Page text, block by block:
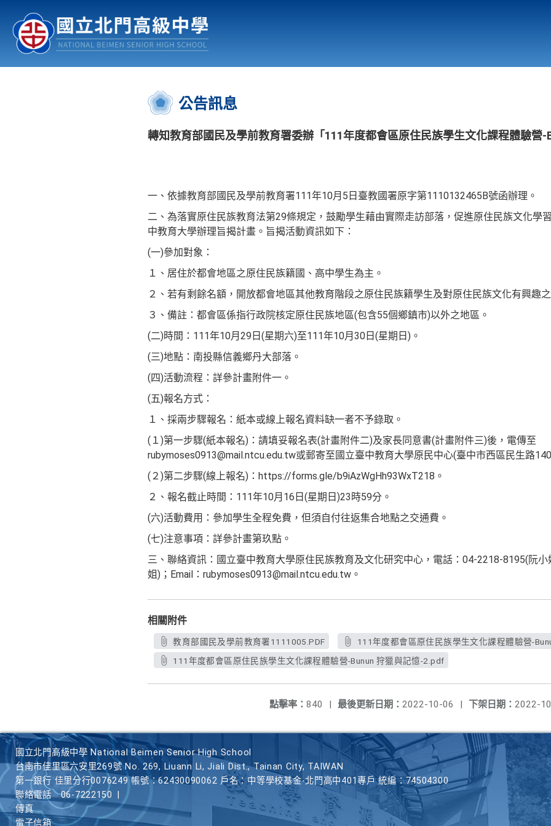
認識北中 行事曆
:::
公告訊息
轉知教育部國民及學前教育署委辦「111年度都會區原住民族學生文化課程體驗營-
一、依據教育部國民及學前教育署111年10月5日臺教國署原字第1110132465B號函辦理。
二、為落實原住民族教育法第29條規定，鼓勵學生藉由實際走訪部落，促進原住民族文化學
中教育大學辦理旨揭計畫。旨揭活動資訊如下：
(一)參加對象：
１、居住於都會地區之原住民族籍國、高中學生為主。
２、若有剩餘名額，開放都會地區其他教育階段之原住民族籍學生及對原住民族文化有興趣之
３、備註：都會區係指行政院核定原住民族地區(包含55個鄉鎮市)以外之地區。
(二)時間：111年10月29日(星期六)至111年10月30日(星期日)。
(三)地點：南投縣信義鄉丹大部落。
(四)活動流程：詳參計畫附件一。
(五)報名方式：
１、採兩步驟報名：紙本或線上報名資料缺一者不予錄取。
(１)第一步驟(紙本報名)：請填妥報名表(計畫附件二)及家長同意書(計畫附件三)後，電傳至
rubymoses0913@mail.ntcu.edu.tw或郵寄至國立臺中教育大學原民中心(臺中市西區民生路140
(２)第二步驟(線上報名)：https://forms.gle/b9iAzWgHh93WxT218。
２、報名截止時間：111年10月16日(星期日)23時59分。
(六)活動費用：參加學生全程免費，但須自付往返集合地點之交通費。
(七)注意事項：詳參計畫第玖點。
三、聯絡資訊：國立臺中教育大學原住民族教育及文化研究中心，電話：04-2218-8195(阮
姐)；Email：rubymoses0913@mail.ntcu.edu.tw。
相關附件
教育部國民及學前教育署1111005.PDF
111年度都會區原住民族學生文化課程體驗營-
111年度都會區原住民族學生文化課程體驗營-Bunun 狩獵與記憶-2.pdf
下架日期： 2022-
最後更新日期： 2022-10-06 |
點擊率： 840 |
國立北門高級中學 National Beimen Senior High School
台南市佳里區六安里269號 No. 269, Liuann Li, Jiali Dist., Tainan City, TAIWAN
第一銀行 佳里分行0076249 帳號：62430090062 戶名：中等學校基金-北門高中401專戶 統編：74504300
聯絡電話
06-7222150
傳真
電子信箱